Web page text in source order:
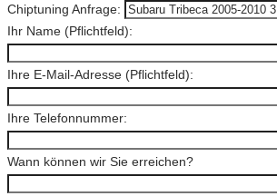
Chiptuning Anfrage:
Ihr Name (Pflichtfeld):
Ihre E-Mail-Adresse (Pflichtfeld):
Ihre Telefonnummer:
Wann können wir Sie erreichen?